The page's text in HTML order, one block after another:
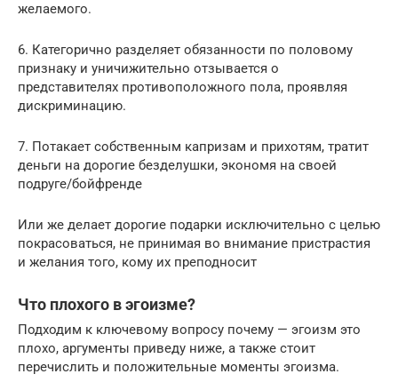
желаемого.
6. Категорично разделяет обязанности по половому
признаку и уничижительно отзывается о
представителях противоположного пола, проявляя
дискриминацию.
7. Потакает собственным капризам и прихотям, тратит
деньги на дорогие безделушки, экономя на своей
подруге/бойфренде
Или же делает дорогие подарки исключительно с целью
покрасоваться, не принимая во внимание пристрастия
и желания того, кому их преподносит
Что плохого в эгоизме?
Подходим к ключевому вопросу почему — эгоизм это
плохо, аргументы приведу ниже, а также стоит
перечислить и положительные моменты эгоизма.